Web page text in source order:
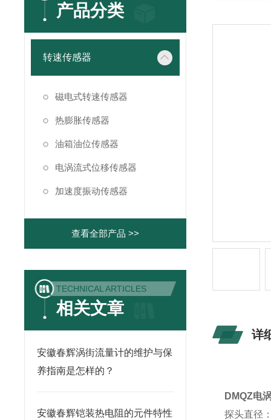
产品分类
转速传感器
磁电式转速传感器
热膨胀传感器
油箱油位传感器
电涡流式位移传感器
加速度振动传感器
查看全部产品 >>
TECHNICAL ARTICLES
相关文章
安徽春辉涡街流量计的维护与保
养指南是怎样的？
安徽春辉铠装热电阻的元件特性
详
DMQZ电
探头直径